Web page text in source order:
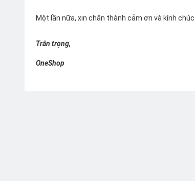
Một lần nữa, xin chân thành cảm ơn và kính
Trân trọng,
OneShop